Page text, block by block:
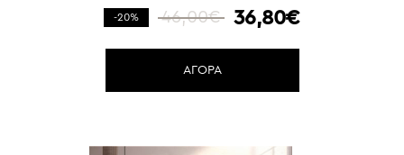
-20% 46,00€ 36,80€
ΑΓΟΡΑ